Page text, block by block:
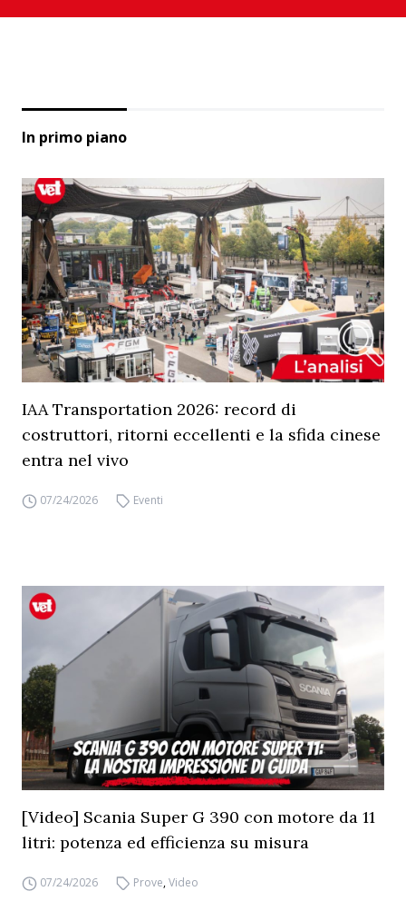
In primo piano
IAA Transportation 2026: record di
costruttori, ritorni eccellenti e la sfida cinese
entra nel vivo
07/24/2026 Eventi
[Video] Scania Super G 390 con motore da 11
litri: potenza ed efficienza su misura
07/24/2026 Prove,Video